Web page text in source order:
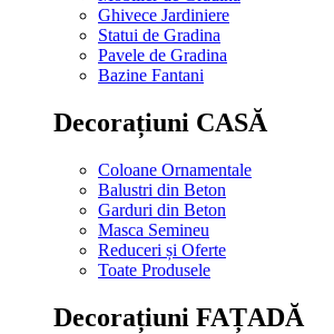
Ghivece Jardiniere
Statui de Gradina
Pavele de Gradina
Bazine Fantani
Decorațiuni CASĂ
Coloane Ornamentale
Balustri din Beton
Garduri din Beton
Masca Semineu
Reduceri și Oferte
Toate Produsele
Decorațiuni FAȚADĂ